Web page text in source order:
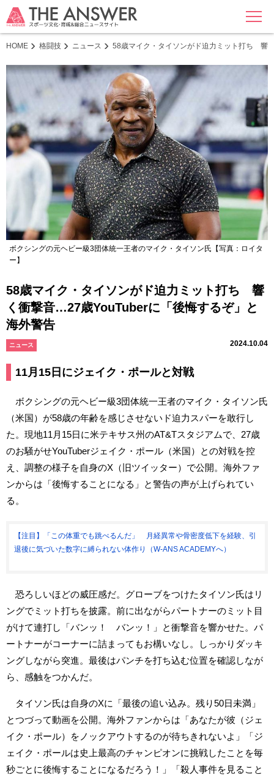
MENU
HOME 格闘技 ニュース 58歳マイク・タイソンがド迫力ミット打ち 響
ボクシングの元ヘビー級3団体統一王者のマイク・タイソン氏【写真：ロイタ
ー】
58歳マイク・タイソンがド迫力ミット打ち 響
く衝撃音…27歳YouTuberに「後悔するぞ」と
海外警告
ニュース 2024.10.04
11月15日にジェイク・ポールと対戦
ボクシングの元ヘビー級3団体統一王者のマイク・タイソン氏
（米国）が58歳の年齢を感じさせないド迫力スパーを敢行し
た。現地11月15日に米テキサス州のAT&Tスタジアムで、27歳
のお騒がせYouTuberジェイク・ポール（米国）との対戦を控
え、調整の様子を自身のX（旧ツイッター）で公開。海外ファ
ンからは「後悔することになる」と警告の声が上げられてい
る。
【注目】「この体重でも跳べるんだ」 月経異常や骨密度低下を経験、引
退後に気づいた数字に縛られない体作り（W-ANS ACADEMYへ）
恐ろしいほどの威圧感だ。グローブをつけたタイソン氏はリ
ングでミット打ちを披露。前に出ながらパートナーのミット目
がけて連打し「バンッ！ バンッ！」と衝撃音を響かせた。パ
ートナーがコーナーに詰まってもお構いなし。しっかりダッキ
ングしながら突進。最後はパンチを打ち込む位置を確認しなが
ら、感触をつかんだ。
タイソン氏は自身のXに「最後の追い込み。残り50日未満」
とつづって動画を公開。海外ファンからは「あなたが彼（ジェ
イク・ポール）をノックアウトするのが待ちきれないよ」「ジ
ェイク・ポールは史上最高のチャンピオンに挑戦したことを毎
秒ごとに後悔することになるだろう！」「殺人事件を見ること